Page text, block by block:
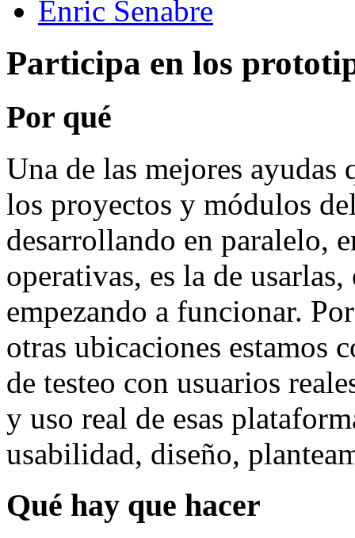
Enric Senabre
Participa en los
Por qué
Una de las mejores ayudas
los proyectos y módulos
desarrollando en paralelo,
operativas, es la de
empezando a funcionar.
otras ubicaciones estamos
de testeo con usuarios
y uso real de esas
usabilidad, diseño,
Qué hay que hacer